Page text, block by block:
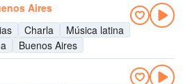
Aires
Charla
Música latina
Buenos Aires